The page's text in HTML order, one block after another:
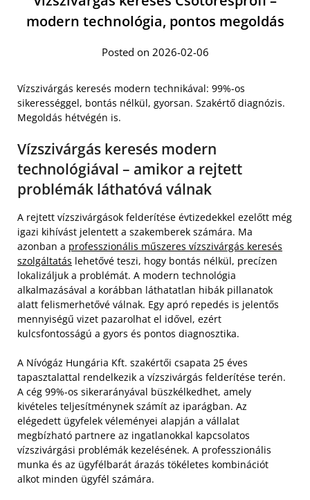
modern technológia, pontos megoldás
Posted on 2026-02-06
Vízszivárgás keresés modern technikával: 99%-os
sikerességgel, bontás nélkül, gyorsan. Szakértő diagnózis.
Megoldás hétvégén is.
Vízszivárgás keresés modern
technológiával – amikor a rejtett
problémák láthatóvá válnak
A rejtett vízszivárgások felderítése évtizedekkel ezelőtt még
igazi kihívást jelentett a szakemberek számára. Ma
azonban a professzionális műszeres vízszivárgás keresés
szolgáltatás lehetővé teszi, hogy bontás nélkül, precízen
lokalizáljuk a problémát. A modern technológia
alkalmazásával a korábban láthatatlan hibák pillanatok
alatt felismerhetővé válnak. Egy apró repedés is jelentős
mennyiségű vizet pazarolhat el idővel, ezért
kulcsfontosságú a gyors és pontos diagnosztika.
A Nívógáz Hungária Kft. szakértői csapata 25 éves
tapasztalattal rendelkezik a vízszivárgás felderítése terén.
A cég 99%-os sikerarányával büszkélkedhet, amely
kivételes teljesítménynek számít az iparágban. Az
elégedett ügyfelek véleményei alapján a vállalat
megbízható partnere az ingatlanokkal kapcsolatos
vízszivárgási problémák kezelésének. A professzionális
munka és az ügyfélbarát árazás tökéletes kombinációt
alkot minden ügyfél számára.